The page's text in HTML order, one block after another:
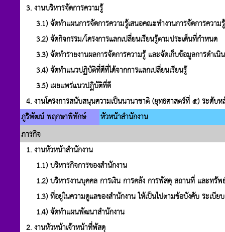
3. งานบริหารจัดการความรู้
3.1) จัดทำแผนการจัดการความรู้เสนอคณะทำงานการจัดการควา
3.2) จัดกิจกรรม/โครงการแลกเปลี่ยนเรียนรู้ตามประเด็นที่กำหนด
3.3) จัดทำรายงานผลการจัดการความรู้ และจัดเก็บข้อมูลการดำเนิ
3.4) จัดทำแนวปฏิบัติที่ดีที่ได้จากการแลกเปลี่ยนเรียนรู้
3.5) เผยแพร่แนวปฏิบัติที่ดี
4. งานโครงการสนับสนุนความเป็นนานาชาติ (ยุทธศาสตร์ที่ ๕) ระดับ
ภูริพัฒน์ พฤกษาพิทักษ์
หัวหน้าสำนักงาน
ภารกิจ
1. งานหัวหน้าสำนักงาน
1.1) บริหารกิจการของสํานักงาน
1.2) บริหารงานบุคคล การเงิน การคลัง การพัสดุ สถานที่ และทรัพ
1.3) ที่อยูในความดูแลของสํานักงาน ใหเปนไปตามขอบังคับ ระเบี
1.4) จัดทําแผนพัฒนาสํานักงาน
2. งานหัวหน้าเจ้าหน้าที่พัสดุ